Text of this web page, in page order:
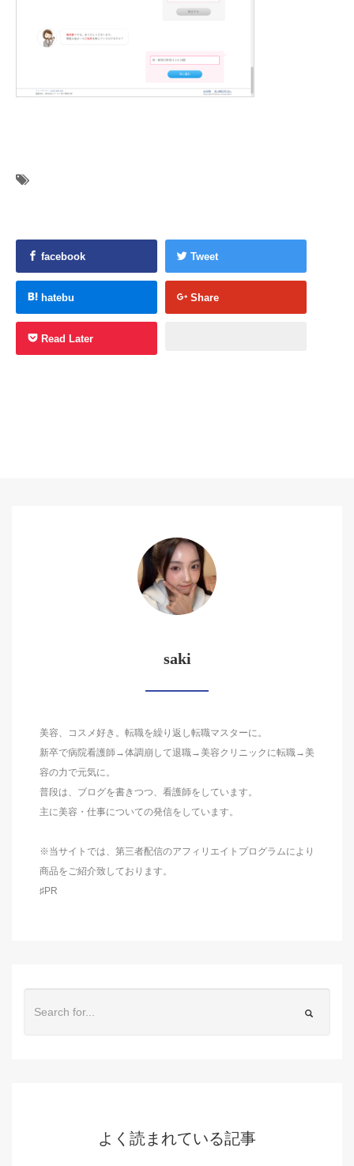
facebook Tweet
hatebu Share
Read Later
saki
美容、コスメ好き。転職を繰り返し転職マスターに。
新卒で病院看護師→体調崩して退職→美容クリニックに転職→美
容の力で元気に。
普段は、ブログを書きつつ、看護師をしています。
主に美容・仕事についての発信をしています。
※当サイトでは、第三者配信のアフィリエイトプログラムにより
商品をご紹介致しております。
♯PR
よく読まれている記事